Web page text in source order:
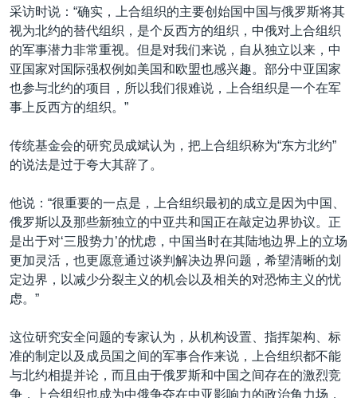
采访时说：“确实，上合组织的主要创始国中国与俄罗斯将其
视为北约的替代组织，是个反西方的组织，中俄对上合组织
的军事潜力非常重视。但是对我们来说，自从独立以来，中
亚国家对国际强权例如美国和欧盟也感兴趣。部分中亚国家
也参与北约的项目，所以我们很难说，上合组织是一个在军
事上反西方的组织。”
传统基金会的研究员成斌认为，把上合组织称为“东方北约”
的说法是过于夸大其辞了。
他说：“很重要的一点是，上合组织最初的成立是因为中国、
俄罗斯以及那些新独立的中亚共和国正在敲定边界协议。正
是出于对‘三股势力’的忧虑，中国当时在其陆地边界上的立场
更加灵活，也更愿意通过谈判解决边界问题，希望清晰的划
定边界，以减少分裂主义的机会以及相关的对恐怖主义的忧
虑。”
这位研究安全问题的专家认为，从机构设置、指挥架构、标
准的制定以及成员国之间的军事合作来说，上合组织都不能
与北约相提并论，而且由于俄罗斯和中国之间存在的激烈竞
争，上合组织也成为中俄争夺在中亚影响力的政治角力场，